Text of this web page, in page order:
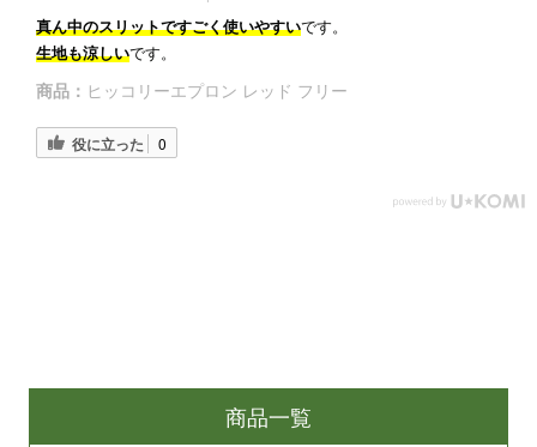
真ん中のスリットですごく使いやすいです。
生地も涼しいです。
商品： ヒッコリーエプロン レッド フリー
役に立った 0
商品一覧